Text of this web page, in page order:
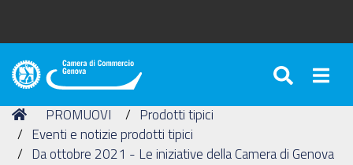
Camera
Commercio
di
Genova
Tu
sei
qui:
Home
PROMUOVI
Prodotti tipici
Eventi e notizie prodotti tipici
Da ottobre 2021 - Le iniziative della Camera di Genova